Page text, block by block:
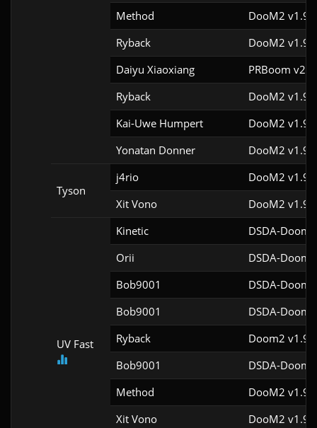
Method
DooM2 v1.9
Ryback
DooM2 v1.9
Daiyu Xiaoxiang
PRBoom
Ryback
DooM2 v1.9
Kai-Uwe Humpert
DooM2 v1.9f
Yonatan Donner
DooM2 v1.9f
Tyson
j4rio
DooM2 v1.9f
Xit Vono
DooM2 v1.9f
UV Fast
Kinetic
DSDA-Doom
Orii
DSDA-Doom
Bob9001
DSDA-Doom
Bob9001
DSDA-Doom
Ryback
Doom2 v1.9f
Bob9001
DSDA-Doom
Method
DooM2 v1.9
Xit Vono
DooM2 v1.9f